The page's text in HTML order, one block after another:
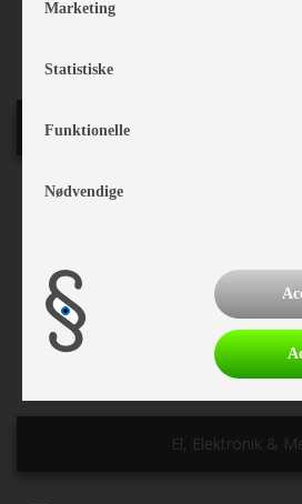
Serviceklap
Køleskab
Komfur m/grill & ovn
Centralstøvsuger
Thetford toilet
Kassettetoilet
Bruser
El, Elektronik &
Marketing
Statistiske
Funktionelle
Nødvendige